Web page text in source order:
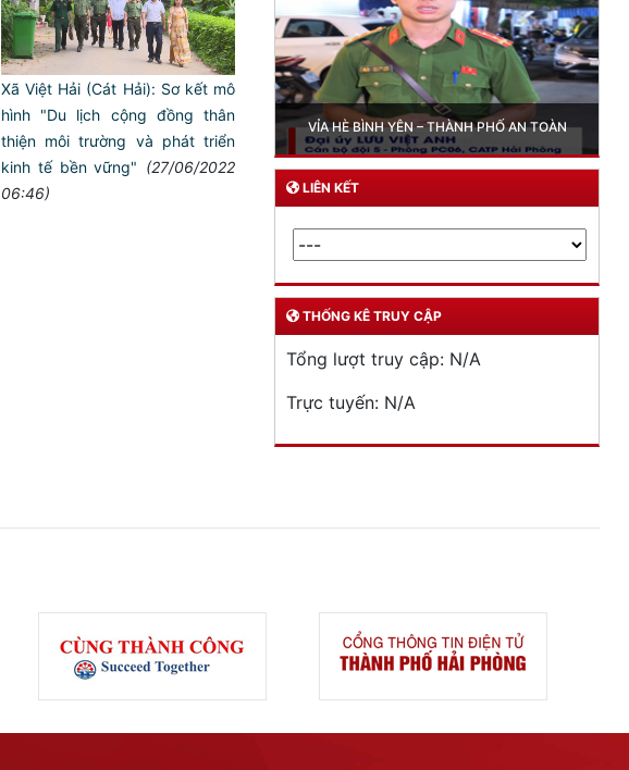
Xã Việt Hải (Cát Hải): Sơ kết mô
hình "Du lịch cộng đồng thân
thiện môi trường và phát triển
kinh tế bền vững" (27/06/2022
06:46)
Trailer chung kết Hội thi lực lượng tham gia bảo vệ
ANTT ở cơ sở giỏi toàn quốc lần thứ I, năm 2026
LIÊN KẾT
THỐNG KÊ TRUY CẬP
Tổng lượt truy cập: N/A
Trực tuyến: N/A